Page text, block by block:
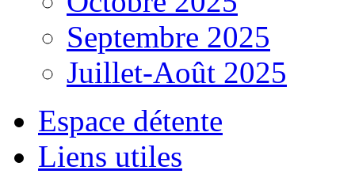
Septembre 2025
Juillet-Août 2025
Espace détente
Liens utiles